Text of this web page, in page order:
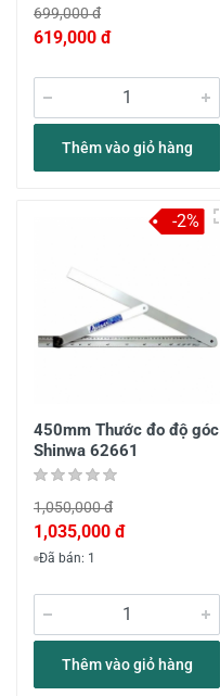
699,000 đ
619,000 đ
Thêm vào giỏ hàng
450mm Thước đo độ góc
Shinwa 62661
1,050,000 đ
1,035,000 đ
Đã bán: 1
Thêm vào giỏ hàng
-2%